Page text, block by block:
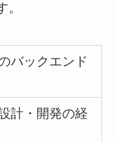
バックエンド
計・開発の経